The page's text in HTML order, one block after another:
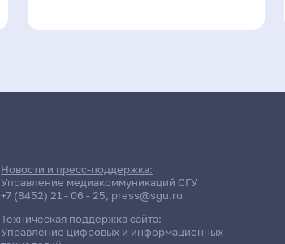
Новости и пресс-поддержка:
Управление медиакоммуникаций СГУ
+7 (8452) 21 - 06 - 25, press@sgu.ru
Техническая поддержка сайта:
Управление цифровых и информационных